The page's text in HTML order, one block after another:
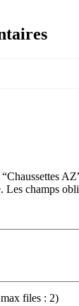
Les champs
files : 2)